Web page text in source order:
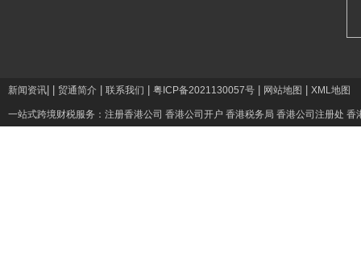
新闻资讯 贸通简介 联系我们 粤ICP备2021130057号 网站地图 XML地图
一站式跨境财税服务： 注册香港公司 香港公司开户 香港税务局 香港公司注册处 香